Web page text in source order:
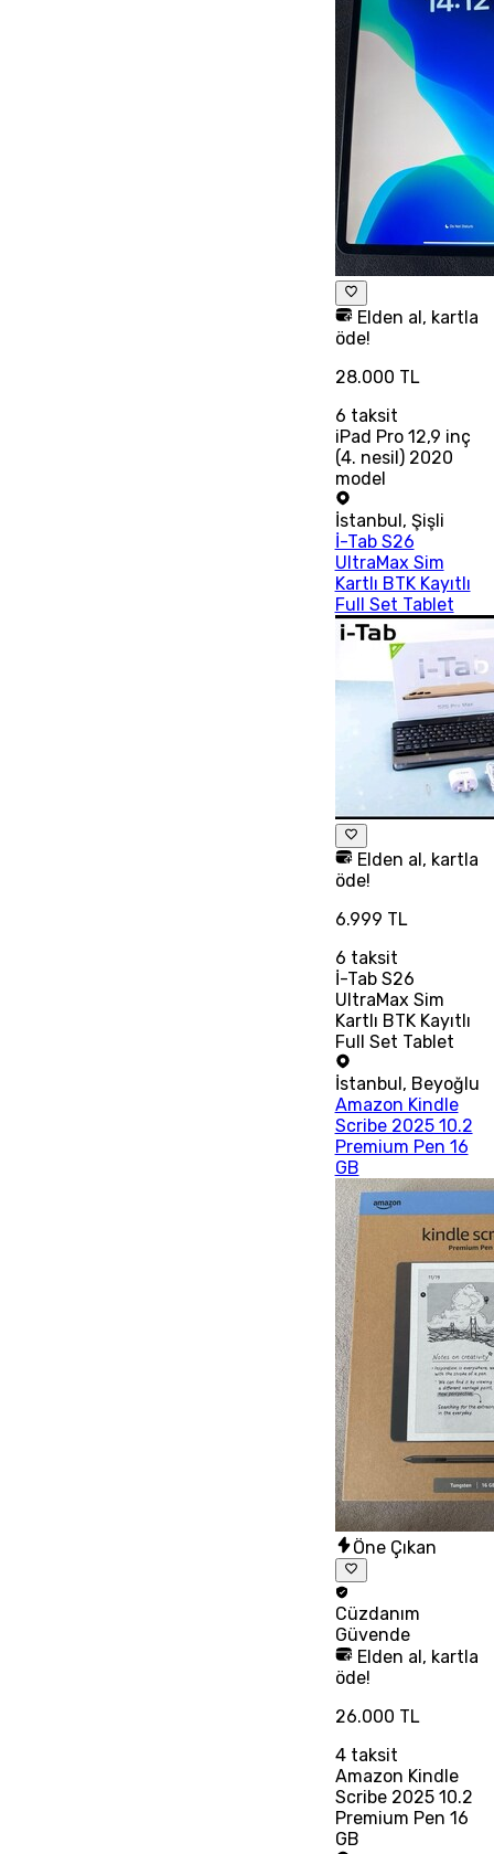
Elden al, kartla
öde!
28.000 TL
6 taksit
iPad Pro 12,9 inç
(4. nesil) 2020
model
İstanbul, Şişli
İ-Tab S26
UltraMax Sim
Kartlı BTK Kayıtlı
Full Set Tablet
Elden al, kartla
öde!
6.999 TL
6 taksit
İ-Tab S26
UltraMax Sim
Kartlı BTK Kayıtlı
Full Set Tablet
İstanbul, Beyoğlu
Amazon Kindle
Scribe 2025 10.2
Premium Pen 16
GB
Öne Çıkan
Cüzdanım
Güvende
Elden al, kartla
öde!
26.000 TL
4taksit
Amazon Kindle
Scribe 2025 10.2
Premium Pen 16
GB